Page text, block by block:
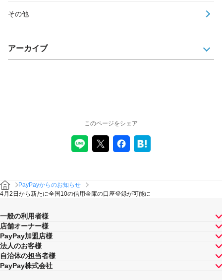
その他
アーカイブ
このページをシェア
PayPayからのお知らせ
4月2日から新たに全国10の信用金庫の口座登録が可能に
一般の利用者様
店舗オーナー様
PayPay加盟店様
法人のお客様
自治体の担当者様
PayPay株式会社